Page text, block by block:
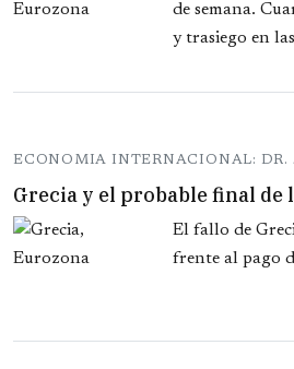
de semana.
y trasiego en
ECONOMIA INTERNACIONAL: DR.
Grecia y el probable final de
El fallo de
frente al pago